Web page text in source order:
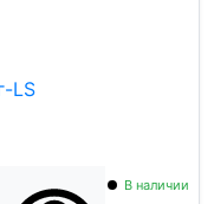
В наличии